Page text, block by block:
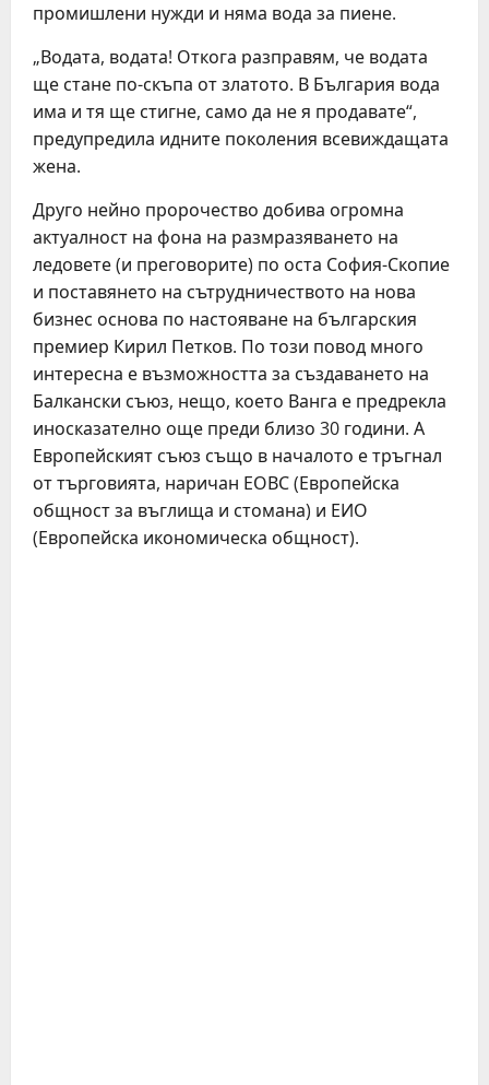
промишлени нужди и няма вода за пиене.
„Водата, водата! Откога разправям, че водата
ще стане по-скъпа от златото. В България вода
има и тя ще стигне, само да не я продавате“,
предупредила идните поколения всевиждащата
жена.
Друго нейно пророчество добива огромна
актуалност на фона на размразяването на
ледовете (и преговорите) по оста София-Скопие
и поставянето на сътрудничеството на нова
бизнес основа по настояване на българския
премиер Кирил Петков. По този повод много
интересна е възможността за създаването на
Балкански съюз, нещо, което Ванга е предрекла
иносказателно още преди близо 30 години. А
Европейският съюз също в началото е тръгнал
от търговията, наричан ЕОВС (Европейска
общност за въглища и стомана) и ЕИО
(Европейска икономическа общност).